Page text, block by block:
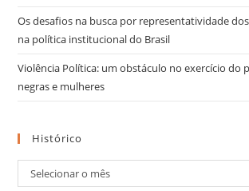
Os desafios na busca por representatividade
na política institucional do Brasil
Violência Política: um obstáculo no exercício do
negras e mulheres
Histórico
Selecionar o mês